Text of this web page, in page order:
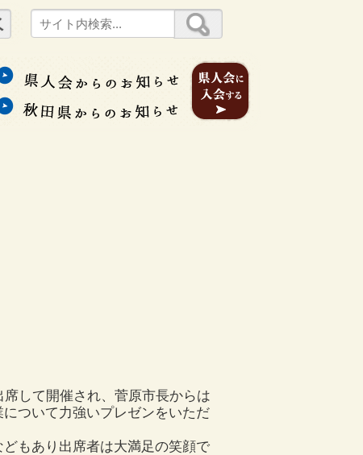
して開催され、菅原市長からは
ついて力強いプレゼンをいただ
もあり出席者は大満足の笑顔で